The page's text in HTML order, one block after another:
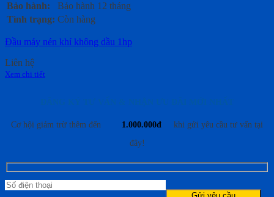
Bảo hành:
Bảo hành 12 tháng
Tình trạng: Còn hàng
Đầu máy nén khí không dầu 1hp
Liên hệ
Xem chi tiết
Cơ hội giảm trừ thêm đến 1.000.000đ
khi gửi yêu cầu tư vấn tại
đây!